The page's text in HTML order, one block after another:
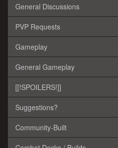
General Discussions
PVP Requests
Gameplay
General Gameplay
[[!SPOILERS!]]
Suggestions?
Community-Built